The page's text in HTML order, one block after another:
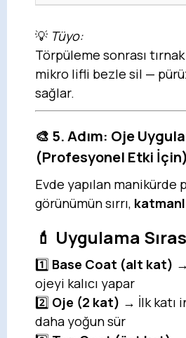
💡 Tüyo:
Törpüleme sonrası tırnak
mikro lifli bezle sil —
sağlar.
🎨 5. Adım: Oje
(Profesyonel Etki İçin)
Evde yapılan manikürde
görünümün sırrı,
💄 Uygulama
1️⃣ Base Coat (alt kat)
ojeyi kalıcı yapar
2️⃣ Oje (2 kat) → İlk katı
daha yoğun sür